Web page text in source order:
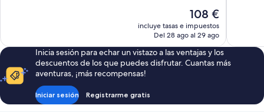
El
precio
actual
de
108 €
108 €
incluye tasas e impuestos
Del 28 ago al 29 ago
Inicia sesión para echar un vistazo a las ventajas y los
descuentos de los que puedes disfrutar. Cuantas más
aventuras, ¡más recompensas!
Iniciar sesión Registrarme gratis